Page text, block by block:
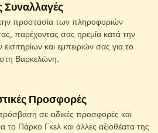
Συναλλαγές
προστασία των πληροφοριών
παρέχοντας σας ηρεμία κατά την
και εμπειριών σας για το
Βαρκελώνη.
Προσφορές
σε ειδικές προσφορές και
το Πάρκο Γκελ και άλλες αξιοθέατα της